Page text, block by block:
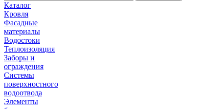
Каталог
Кровля
Фасадные
материалы
Водостоки
Теплоизоляция
Заборы и
ограждения
Системы
поверхностного
водоотвода
Элементы